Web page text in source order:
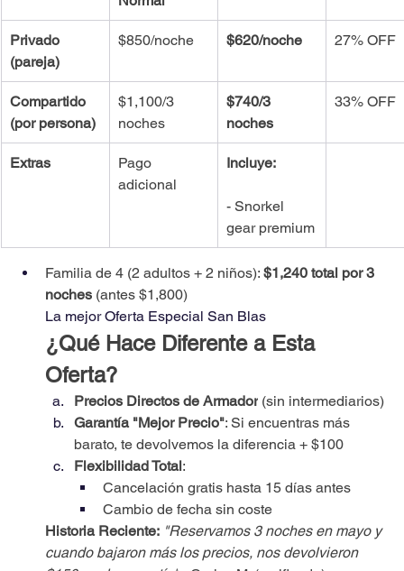
Privado
(pareja)
$850/noche $620/noche 27% OFF
Compartido
(por persona)
$1,100/3
noches
$740/3
noches
33% OFF
Extras
Pago
adicional
Incluye:
- Snorkel
gear premium
Familia de 4 (2 adultos + 2 niños): $1,240 total por 3
noches (antes $1,800)
La mejor Oferta Especial San Blas
¿Qué Hace Diferente a Esta
Oferta?
Precios Directos de Armador (sin intermediarios)
Garantía "Mejor Precio": Si encuentras más
barato, te devolvemos la diferencia + $100
Flexibilidad Total:
Cancelación gratis hasta 15 días antes
Cambio de fecha sin coste
Historia Reciente: "Reservamos 3 noches en mayo y
cuando bajaron más los precios, nos devolvieron